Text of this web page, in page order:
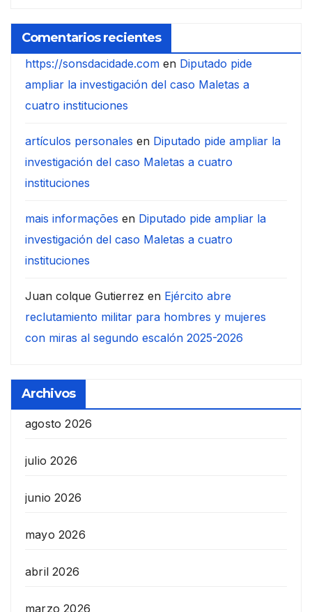
Comentarios recientes
https://sonsdacidade.com en Diputado pide
ampliar la investigación del caso Maletas a
cuatro instituciones
artículos personales en Diputado pide ampliar la
investigación del caso Maletas a cuatro
instituciones
mais informações en Diputado pide ampliar la
investigación del caso Maletas a cuatro
instituciones
Juan colque Gutierrez en Ejército abre
reclutamiento militar para hombres y mujeres
con miras al segundo escalón 2025-2026
Archivos
agosto 2026
julio 2026
junio 2026
mayo 2026
abril 2026
marzo 2026